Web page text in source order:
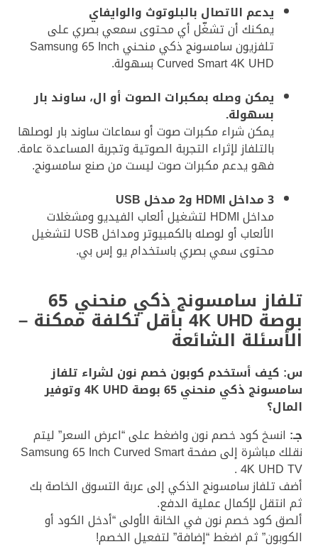
يدعم الاتصال بالبلوتوث والوايفاي
يمكنك أن تشغّل أي محتوى سمعي بصري على
تلفزيون سامسونج ذكي منحني Samsung 65 Inch
Curved Smart 4K UHD بسهولة.
يمكن وصله بمكبرات الصوت أو ال، ساوند بار
بسهولة.
يمكن شراء مكبرات صوت أو سماعات ساوند بار لوصلها
بالتلفاز لإثراء التجربة الصوتية وتجربة المساعدة عامة.
فهو يدعم مكبرات صوت ليست من صنع سامسونج.
3 مداخل HDMI و2 مدخل USB
مداخل HDMI لتشغيل ألعاب الفيديو ومشغلات
الألعاب أو لوصله بالكمبيوتر ومداخل USB لتشغيل
محتوى سمي بصري باستخدام يو إس بي.
تلفاز سامسونج ذكي منحني 65
بوصة 4K UHD بأقل تكلفة ممكنة –
الأسئلة الشائعة
س: كيف أستخدم كوبون خصم نون لشراء تلفاز
سامسونج ذكي منحني 65 بوصة 4K UHD وتوفير
المال؟
جـ: انسخ كود خصم نون واضغط على “اعرض السعر” ليتم
نقلك مباشرة إلى صفحة Samsung 65 Inch Curved Smart
4K UHD TV .
أضف تلفاز سامسونج الذكي إلى عربة التسوق الخاصة بك
ثم انتقل لإكمال عملية الدفع.
ألصق كود خصم نون في الخانة الأولى “أدخل الكود أو
الكوبون” ثم اضغط “إضافة” لتفعيل الخصم!